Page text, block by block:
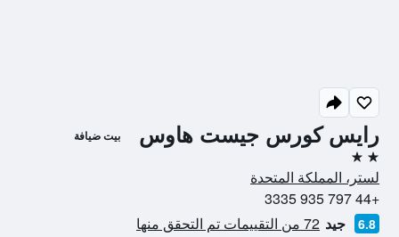
رايس كورس جيست هاوس بيت ضيافة
2 نجمتين
لستر، المملكة المتحدة
+44 797 935 3335
6.8 جيد 72 من التقييمات تم التحقق منها